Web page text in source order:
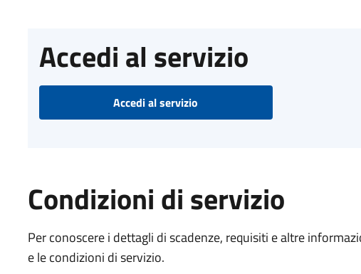
Accedi al servizio
Accedi al servizio
Condizioni di servizio
Per conoscere i dettagli di scadenze, requisiti e altre
e le condizioni di servizio.